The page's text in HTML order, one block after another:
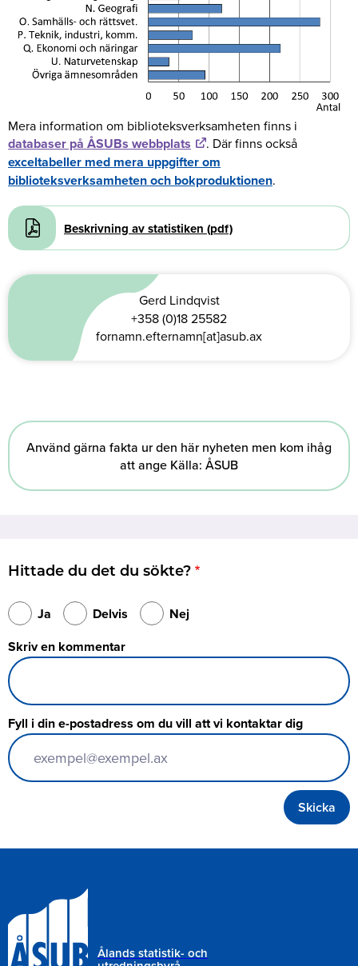
Mera information om biblioteksverksamheten finns i
databaser på ÅSUBs webbplats . Där finns också
exceltabeller med mera uppgifter om
biblioteksverksamheten och bokproduktionen.
Document
Beskrivning av statistiken (pdf)
Gerd Lindqvist
+358 (0)18 25582
fornamn.efternamn[at]asub.ax
Använd gärna fakta ur den här nyheten men kom ihåg
att ange Källa: ÅSUB
Hittade du det du sökte?
Ja Delvis
Nej
Skriv en kommentar
Fyll i din e-postadress om du vill att vi kontaktar dig
Ålands statistik- och